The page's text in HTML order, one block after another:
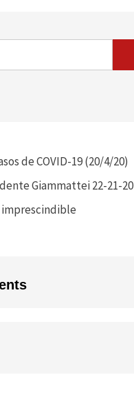
de COVID-19 (20/4/20)
Giammattei 22-21-20
imprescindible